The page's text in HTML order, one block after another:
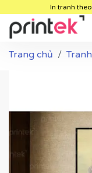
In tranh
Trang chủ